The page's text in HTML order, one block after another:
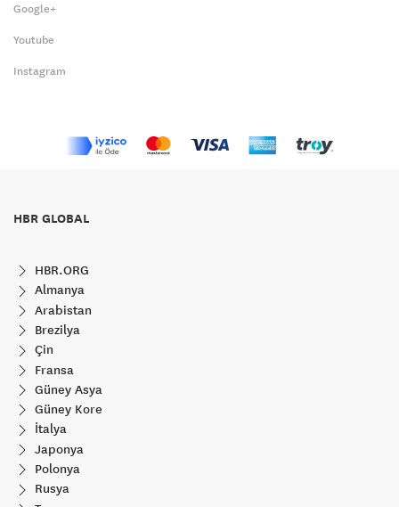
Google+
Youtube
Instagram
HBR GLOBAL
HBR.ORG
Almanya
Arabistan
Brezilya
Çin
Fransa
Güney Asya
Güney Kore
İtalya
Japonya
Polonya
Rusya